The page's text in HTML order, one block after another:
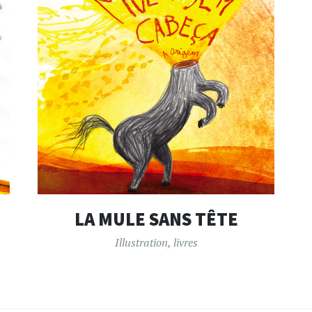
LA MULE SANS TÊTE
Illustration, livres